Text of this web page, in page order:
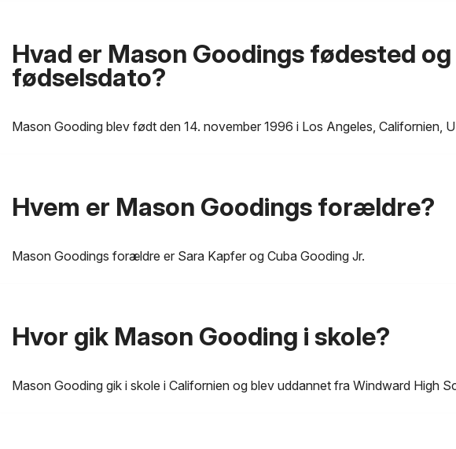
Hvad er Mason Goodings fødested og
fødselsdato?
Mason Gooding blev født den 14. november 1996 i Los Angeles, Californien,
Hvem er Mason Goodings forældre?
Mason Goodings forældre er Sara Kapfer og Cuba Gooding Jr.
Hvor gik Mason Gooding i skole?
Mason Gooding gik i skole i Californien og blev uddannet fra Windward High